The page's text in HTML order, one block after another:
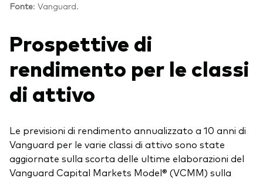
Fonte: Vanguard.
Prospettive di
rendimento per le classi
di attivo
Le previsioni di rendimento annualizzato a 10 anni di
Vanguard per le varie classi di attivo sono state
aggiornate sulla scorta delle ultime elaborazioni del
Vanguard Capital Markets Model® (VCMM) sulla